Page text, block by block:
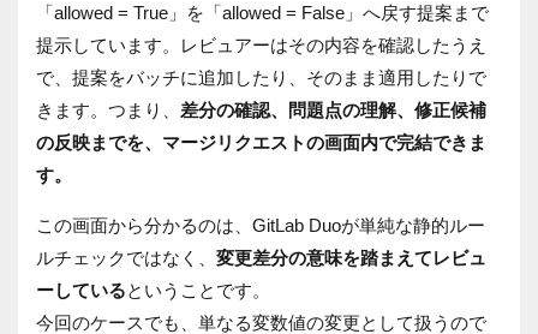
「allowed = True」を「allowed = False」へ戻す提案まで
提示しています。レビュアーはその内容を確認したうえ
で、提案をバッチに追加したり、そのまま適用したりで
きます。つまり、 差分の確認、問題点の理解、修正候補
の反映までを、マージリクエストの画面内で完結できま
す。
この画面から分かるのは、GitLab Duoが単純な静的ルー
ルチェックではなく、 変更差分の意味を踏まえてレビュ
ーしているということです。
今回のケースでも、単なる変数値の変更として扱うので